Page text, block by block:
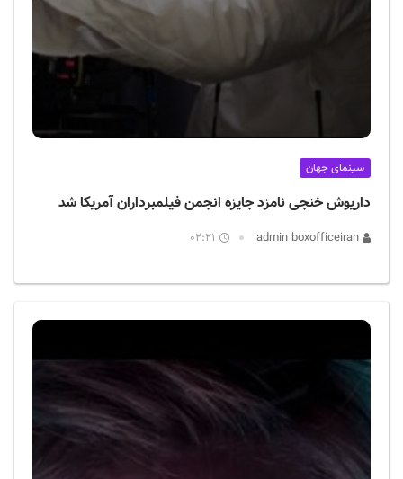
سینمای جهان
داریوش خنجی نامزد جایزه انجمن فیلمبرداران آمریکا شد
02:21